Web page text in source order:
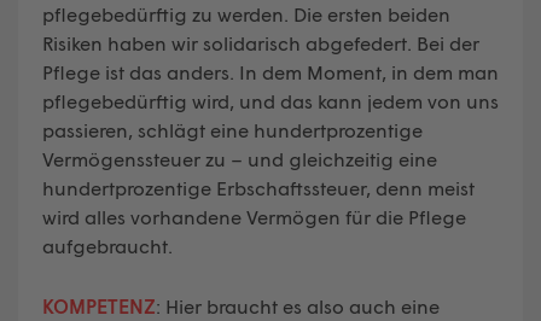
pflegebedürftig zu werden. Die ersten beiden
Risiken haben wir solidarisch abgefedert. Bei der
Pflege ist das anders. In dem Moment, in dem man
pflegebedürftig wird, und das kann jedem von uns
passieren, schlägt eine hundertprozentige
Vermögenssteuer zu – und gleichzeitig eine
hundertprozentige Erbschaftssteuer, denn meist
wird alles vorhandene Vermögen für die Pflege
aufgebraucht.
KOMPETENZ: Hier braucht es also auch eine